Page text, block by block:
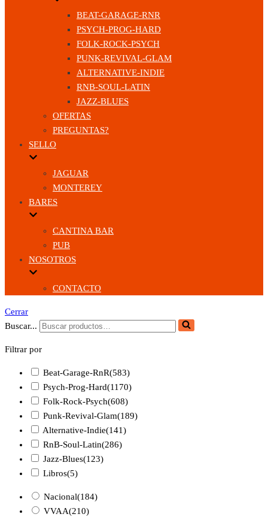
BEAT-GARAGE-RNR
PSYCH-PROG-HARD
FOLK-ROCK-PSYCH
PUNK-REVIVAL-GLAM
ALTERNATIVE-INDIE
RNB-SOUL-LATIN
JAZZ-BLUES
OFERTAS
PREGUNTAS?
SELLO
JAGUAR
MONTEREY
BARES
CANTINA BAR
PUB
NOSOTROS
CONTACTO
Cerrar
Buscar...
Filtrar por
Beat-Garage-RnR(583)
Psych-Prog-Hard(1170)
Folk-Rock-Psych(608)
Punk-Revival-Glam(189)
Alternative-Indie(141)
RnB-Soul-Latin(286)
Jazz-Blues(123)
Libros(5)
Nacional(184)
VVAA(210)